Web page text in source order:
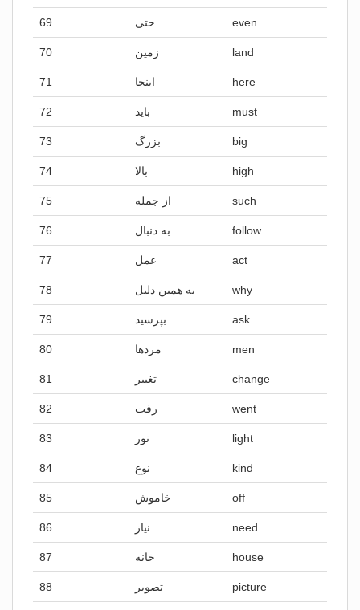
69 حتی even
70 زمین land
71 اینجا here
72 باید must
73 بزرگ big
74 بالا high
75 از جمله such
76 به دنبال follow
77 عمل act
78 به همین دلیل why
79 بپرسید ask
80 مردها men
81 تغییر change
82 رفت went
83 نور light
84 نوع kind
85 خاموش off
86 نیاز need
87 خانه house
88 تصویر picture